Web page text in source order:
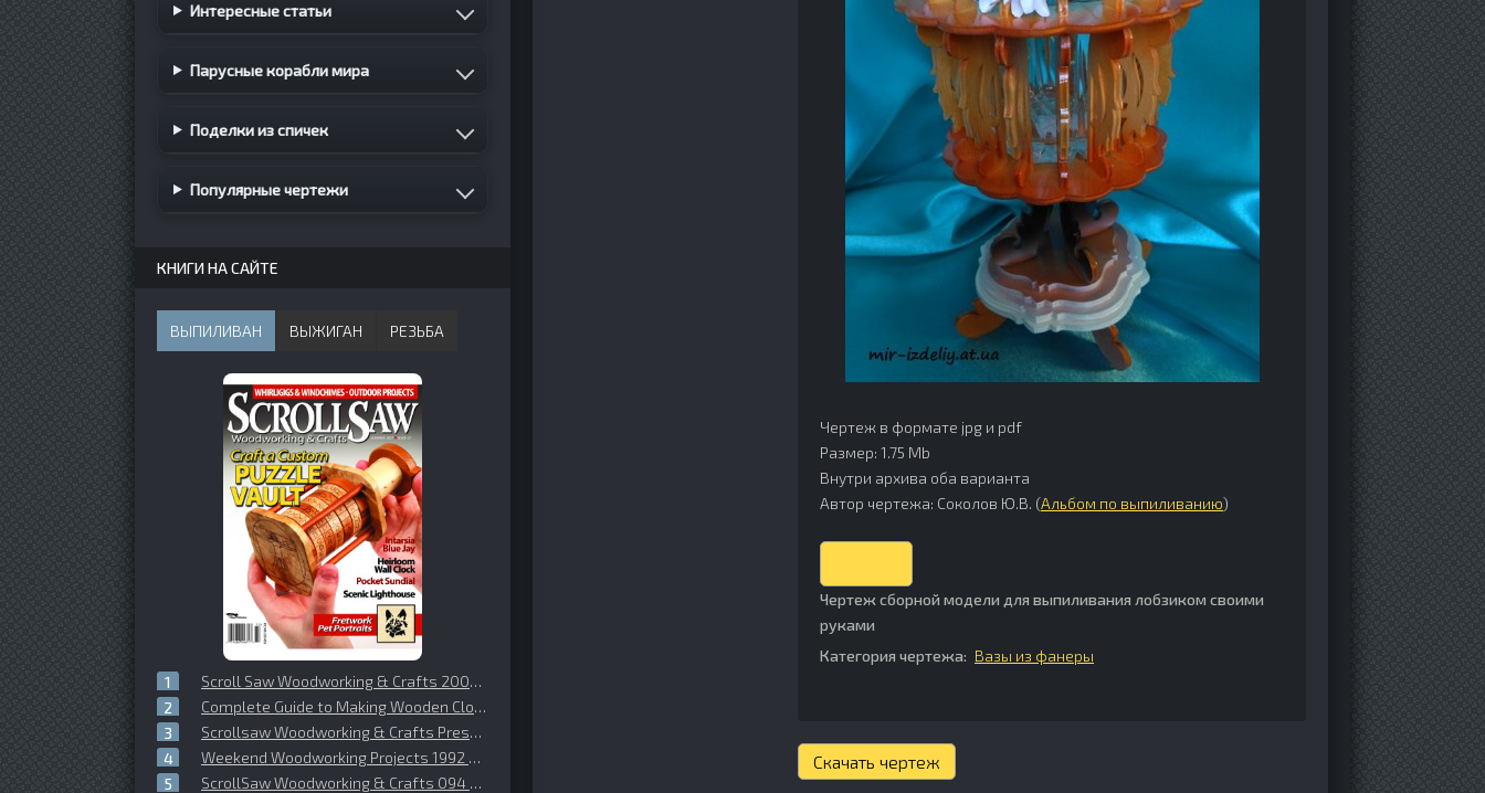
Чертеж в формате jpg и pdf
Размер: 1.75 Mb
Внутри архива оба варианта
Автор чертежа: Соколов Ю.В. (Альбом по выпиливанию)
Чертеж сборной модели для выпиливания лобзиком своими
руками
Категория чертежа: Вазы из фанеры
Скачать чертеж
Интересные статьи
Парусные корабли мира
Поделки из спичек
Популярные чертежи
КНИГИ НА САЙТЕ
ВЫПИЛИВАН ВЫЖИГАН РЕЗЬБА
Scroll Saw Woodworking & Crafts 2007 №027 Summer
Complete Guide to Making Wooden Clocks, 3rd Edition: 37 Woodworking Projects for Traditional, Shaker & Contemporary Designs.
Scrollsaw Woodworking & Crafts Presents - Gizmos Gadgets
Weekend Woodworking Projects 1992 №03 (27)
ScrollSaw Woodworking & Crafts 094 Spring 2024